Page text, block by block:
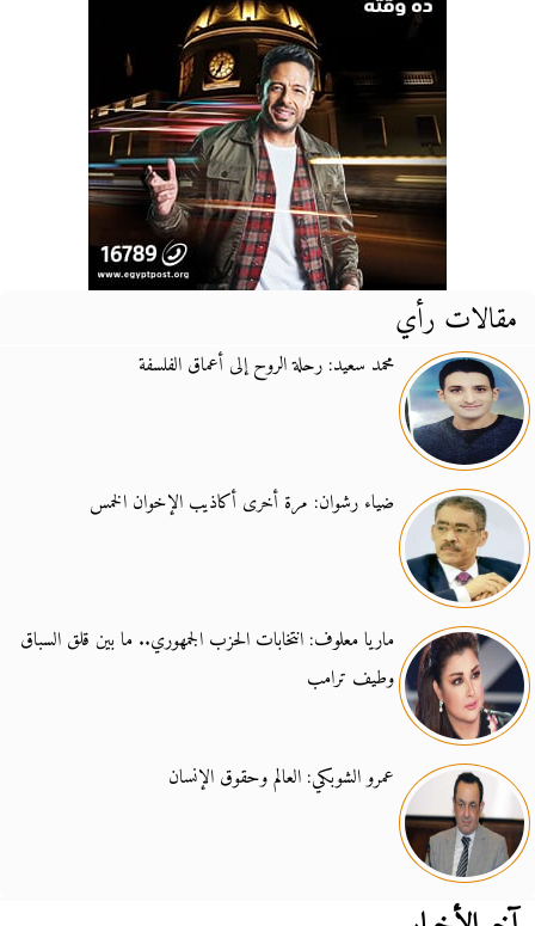
مقالات رأي
محمد سعيد: رحلة الروح إلى أعماق الفلسفة
ضياء رشوان: مرة أخرى أكاذيب الإخوان الخمس
ماريا معلوف: انتخابات الحزب الجمهوري.. ما بين قلق السباق
وطيف ترامب
عمرو الشوبكي: العالم وحقوق الإنسان